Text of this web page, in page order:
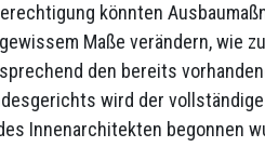
könnten
Maße verändern, wie
den bereits
wird der
Innenarchitekten begonnen